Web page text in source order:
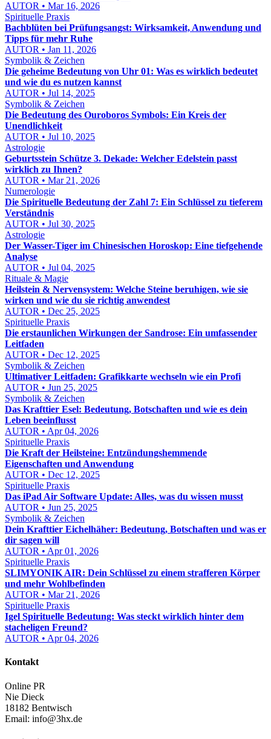
AUTOR • Mar 16, 2026
Spirituelle Praxis
Bachblüten bei Prüfungsangst: Wirksamkeit, Anwendung und
Tipps für mehr Ruhe
AUTOR • Jan 11, 2026
Symbolik & Zeichen
Die geheime Bedeutung von Uhr 01: Was es wirklich bedeutet
und wie du es nutzen kannst
AUTOR • Jul 14, 2025
Symbolik & Zeichen
Die Bedeutung des Ouroboros Symbols: Ein Kreis der
Unendlichkeit
AUTOR • Jul 10, 2025
Astrologie
Geburtsstein Schütze 3. Dekade: Welcher Edelstein passt
wirklich zu Ihnen?
AUTOR • Mar 21, 2026
Numerologie
Die Spirituelle Bedeutung der Zahl 7: Ein Schlüssel zu tieferem
Verständnis
AUTOR • Jul 30, 2025
Astrologie
Der Wasser-Tiger im Chinesischen Horoskop: Eine tiefgehende
Analyse
AUTOR • Jul 04, 2025
Rituale & Magie
Heilstein & Nervensystem: Welche Steine beruhigen, wie sie
wirken und wie du sie richtig anwendest
AUTOR • Dec 25, 2025
Spirituelle Praxis
Die erstaunlichen Wirkungen der Sandrose: Ein umfassender
Leitfaden
AUTOR • Dec 12, 2025
Symbolik & Zeichen
Ultimativer Leitfaden: Grafikkarte wechseln wie ein Profi
AUTOR • Jun 25, 2025
Symbolik & Zeichen
Das Krafttier Esel: Bedeutung, Botschaften und wie es dein
Leben beeinflusst
AUTOR • Apr 04, 2026
Spirituelle Praxis
Die Kraft der Heilsteine: Entzündungshemmende
Eigenschaften und Anwendung
AUTOR • Dec 12, 2025
Spirituelle Praxis
Das iPad Air Software Update: Alles, was du wissen musst
AUTOR • Jun 25, 2025
Symbolik & Zeichen
Dein Krafttier Eichelhäher: Bedeutung, Botschaften und was er
dir sagen will
AUTOR • Apr 01, 2026
Spirituelle Praxis
SLIMYONIK AIR: Dein Schlüssel zu einem strafferen Körper
und mehr Wohlbefinden
AUTOR • Mar 21, 2026
Spirituelle Praxis
Igel Spirituelle Bedeutung: Was steckt wirklich hinter dem
stacheligen Freund?
AUTOR • Apr 04, 2026
Kontakt
Online PR
Nie Dieck
18182 Bentwisch
Email: info@3hx.de